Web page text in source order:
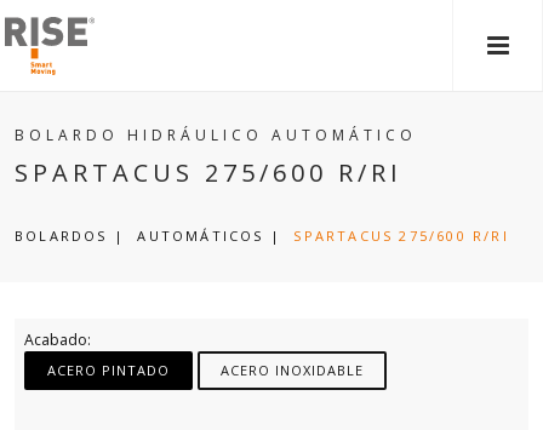
BOLARDO HIDRÁULICO AUTOMÁTICO
SPARTACUS 275/600 R/RI
BOLARDOS |AUTOMÁTICOS | SPARTACUS 275/600 R/RI
Acabado:
ACERO PINTADO ACERO INOXIDABLE